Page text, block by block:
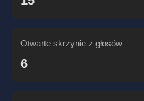
Otwarte skrzynie z głosów
6